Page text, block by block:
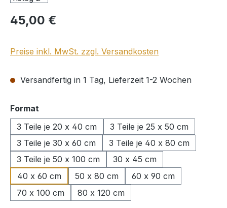
Regulärer Preis:
45,00 €
Preise inkl. MwSt. zzgl. Versandkosten
Versandfertig in 1 Tag, Lieferzeit 1-2 Wochen
Format
3 Teile je 20 x 40 cm
3 Teile je 25 x 50 cm
3 Teile je 30 x 60 cm
3 Teile je 40 x 80 cm
3 Teile je 50 x 100 cm
30 x 45 cm
40 x 60 cm
50 x 80 cm
60 x 90 cm
70 x 100 cm
80 x 120 cm